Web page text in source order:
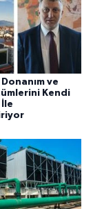
ve
Kendi